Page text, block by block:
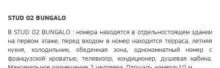
STUD 02 BUNGALO
B STUD 02 BUNGALO : номера находятся в отдельностоящем здании
на первом этаже, перед входом в номер находится терраса, летняя
кухня, холодильник, обеденная зона, однокомнатный номер с
французской кроватью, телевизор, кондиционер, душевая кабина.